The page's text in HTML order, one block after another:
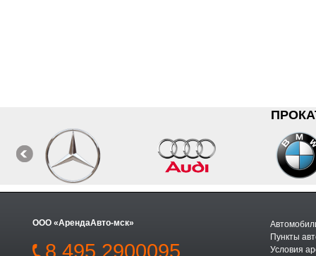
ООО «АрендаАвто-мск»
8 495 2900095
Пункты
Условия